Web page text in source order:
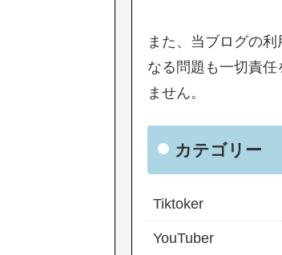
また、当ブログの
なる問題も一切責任
ません。
カテゴリー
Tiktoker
YouTuber